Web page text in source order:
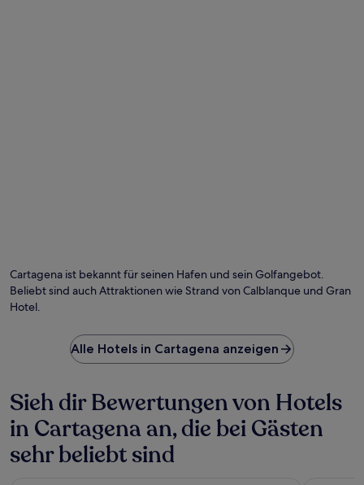
Cartagena ist bekannt für seinen Hafen und sein Golfangebot.
Beliebt sind auch Attraktionen wie Strand von Calblanque und Gran
Hotel.
Alle Hotels in Cartagena anzeigen
Sieh dir Bewertungen von Hotels
in Cartagena an, die bei Gästen
sehr beliebt sind